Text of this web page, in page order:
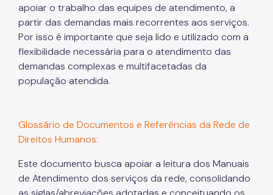
apoiar o trabalho das equipes de atendimento, a
partir das demandas mais recorrentes aos serviços.
Por isso é importante que seja lido e utilizado com a
flexibilidade necessária para o atendimento das
demandas complexas e multifacetadas da
população atendida.
Glossário de Documentos e Referências da Rede de
Direitos Humanos:
Este documento busca apoiar a leitura dos Manuais
de Atendimento dos serviços da rede, consolidando